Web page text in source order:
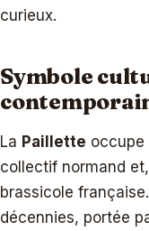
curieux.
Symbole
La Paillette occupe
collectif normand
brassicole
décennies, portée